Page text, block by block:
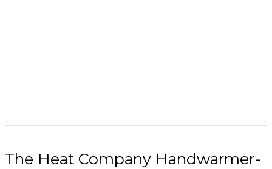
The Heat Company Handwarmer-